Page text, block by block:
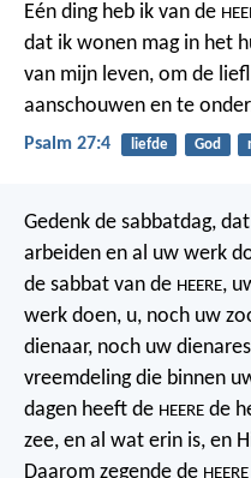
Eén ding heb ik van de
dat ik wonen mag in het
van mijn leven, om de
aanschouwen en te
Psalm 27:4 liefde God
Gedenk de sabbatdag, dat
arbeiden en al uw werk
de sabbat van de HEERE,
werk doen, u, noch uw
dienaar, noch uw
vreemdeling die binnen
dagen heeft de HEERE de
zee, en al wat erin is, en
Daarom zegende de HEERE